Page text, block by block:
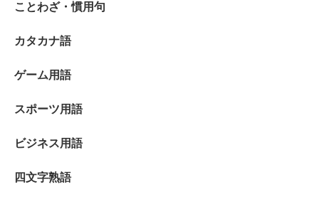
ことわざ・慣用句
カタカナ語
ゲーム用語
スポーツ用語
ビジネス用語
四文字熟語